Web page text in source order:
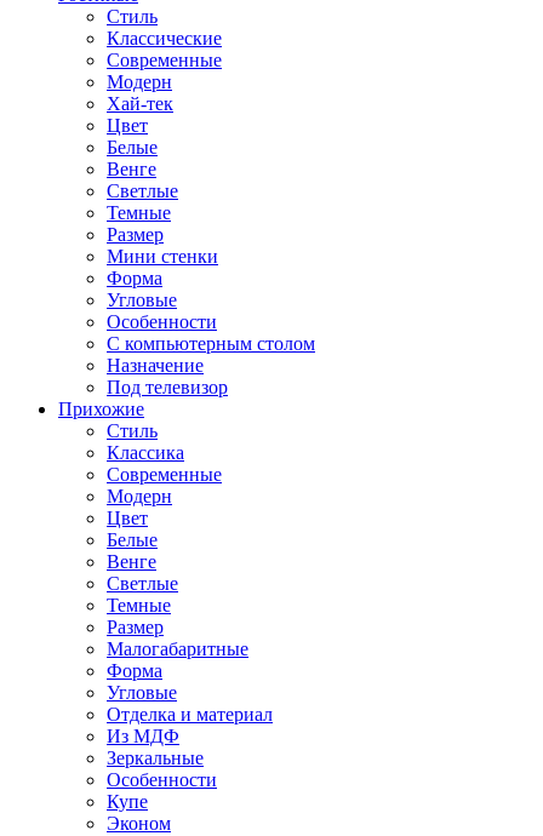
Стиль
Классические
Современные
Модерн
Хай-тек
Цвет
Белые
Венге
Светлые
Темные
Размер
Мини стенки
Форма
Угловые
Особенности
С компьютерным столом
Назначение
Под телевизор
Прихожие
Стиль
Классика
Современные
Модерн
Цвет
Белые
Венге
Светлые
Темные
Размер
Малогабаритные
Форма
Угловые
Отделка и материал
Из МДФ
Зеркальные
Особенности
Купе
Эконом